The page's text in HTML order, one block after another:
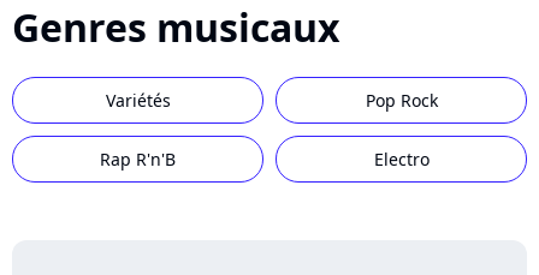
Genres musicaux
Variétés Pop Rock
Rap R'n'B Electro